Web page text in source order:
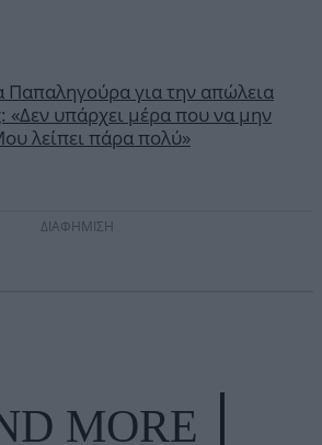
Παπαληγούρα για την απώλεια
«Δεν υπάρχει μέρα που να μην
λείπει πάρα πολύ»
ΔΙΑΦΗΜΙΣΗ
MORE